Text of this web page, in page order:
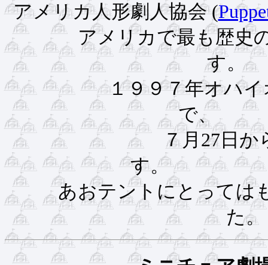
アメリカ人形劇人協会 (
アメリカで最も歴史
１９９７年オハ
７月27日
あおテントにとっては